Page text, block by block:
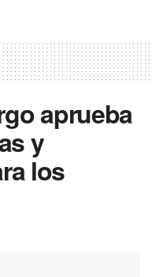
aprueba
y
los